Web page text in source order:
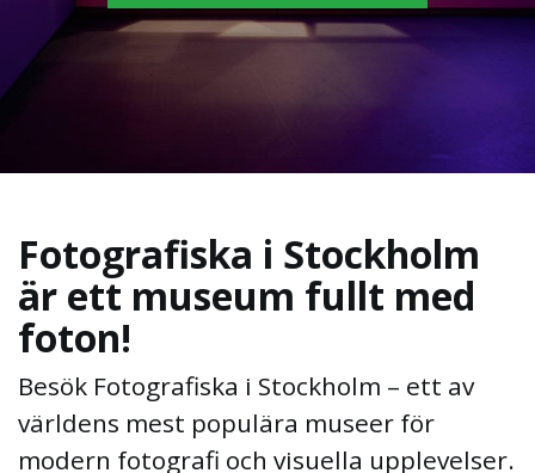
Fotografiska i Stockholm
är ett museum fullt med
foton!
Besök Fotografiska i Stockholm – ett av
världens mest populära museer för
modern fotografi och visuella upplevelser.